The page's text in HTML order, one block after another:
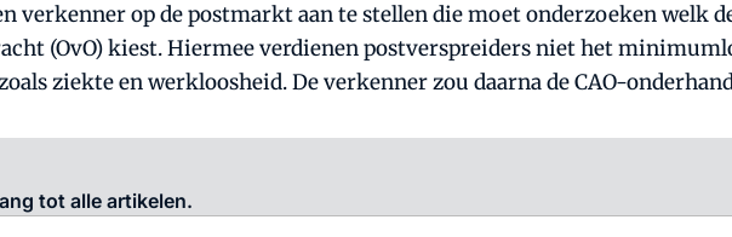
verkenner op de postmarkt aan te stellen die moet onderzoeken welk
(OvO) kiest. Hiermee verdienen postverspreiders niet het
ziekte en werkloosheid. De verkenner zou daarna de CAO-
tot alle artikelen.